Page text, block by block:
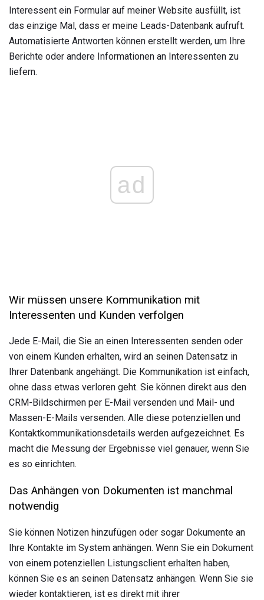
Interessent ein Formular auf meiner Website ausfüllt, ist
das einzige Mal, dass er meine Leads-Datenbank aufruft.
Automatisierte Antworten können erstellt werden, um Ihre
Berichte oder andere Informationen an Interessenten zu
liefern.
ad
Wir müssen unsere Kommunikation mit
Interessenten und Kunden verfolgen
Jede E-Mail, die Sie an einen Interessenten senden oder
von einem Kunden erhalten, wird an seinen Datensatz in
Ihrer Datenbank angehängt. Die Kommunikation ist einfach,
ohne dass etwas verloren geht. Sie können direkt aus den
CRM-Bildschirmen per E-Mail versenden und Mail- und
Massen-E-Mails versenden. Alle diese potenziellen und
Kontaktkommunikationsdetails werden aufgezeichnet. Es
macht die Messung der Ergebnisse viel genauer, wenn Sie
es so einrichten.
Das Anhängen von Dokumenten ist manchmal
notwendig
Sie können Notizen hinzufügen oder sogar Dokumente an
Ihre Kontakte im System anhängen. Wenn Sie ein Dokument
von einem potenziellen Listungsclient erhalten haben,
können Sie es an seinen Datensatz anhängen. Wenn Sie sie
wieder kontaktieren, ist es direkt mit ihrer